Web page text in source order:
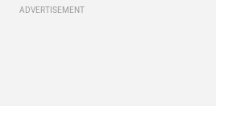
ADVERTISEMENT